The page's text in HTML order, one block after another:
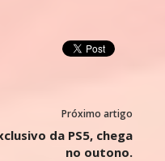
Próximo artigo
da PS5, chega
no outono.